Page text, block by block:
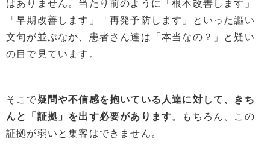
はありません。当たり前のように「根本改善します」
「早期改善します」「再発予防します」といった謳い
文句が並ぶなか、患者さん達は「本当なの？」と疑い
の目で見ています。
そこで疑問や不信感を抱いている人達に対して、きち
んと「証拠」を出す必要があります。もちろん、この
証拠が弱いと集客はできません。